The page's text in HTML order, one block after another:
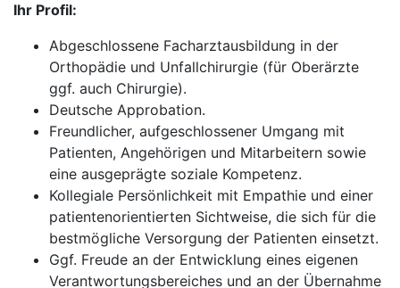
Ihr Profil:
Abgeschlossene Facharztausbildung in der
Orthopädie und Unfallchirurgie (für Oberärzte
ggf. auch Chirurgie).
Deutsche Approbation.
Freundlicher, aufgeschlossener Umgang mit
Patienten, Angehörigen und Mitarbeitern sowie
eine ausgeprägte soziale Kompetenz.
Kollegiale Persönlichkeit mit Empathie und einer
patientenorientierten Sichtweise, die sich für die
bestmögliche Versorgung der Patienten einsetzt.
Ggf. Freude an der Entwicklung eines eigenen
Verantwortungsbereiches und an der Übernahme